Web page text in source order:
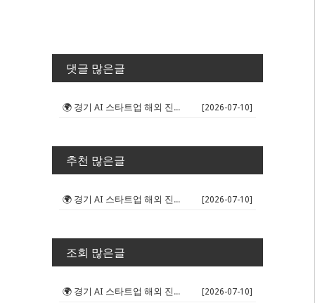
댓글 많은글
🌍 경기 AI 스타트업 해외 진출 판... [2026-07-10]
추천 많은글
🌍 경기 AI 스타트업 해외 진출 판... [2026-07-10]
조회 많은글
🌍 경기 AI 스타트업 해외 진출 판... [2026-07-10]